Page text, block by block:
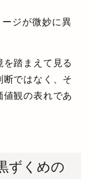
ジが微妙に異
踏まえて見る
断ではなく、そ
観の表れであ
ずくめの